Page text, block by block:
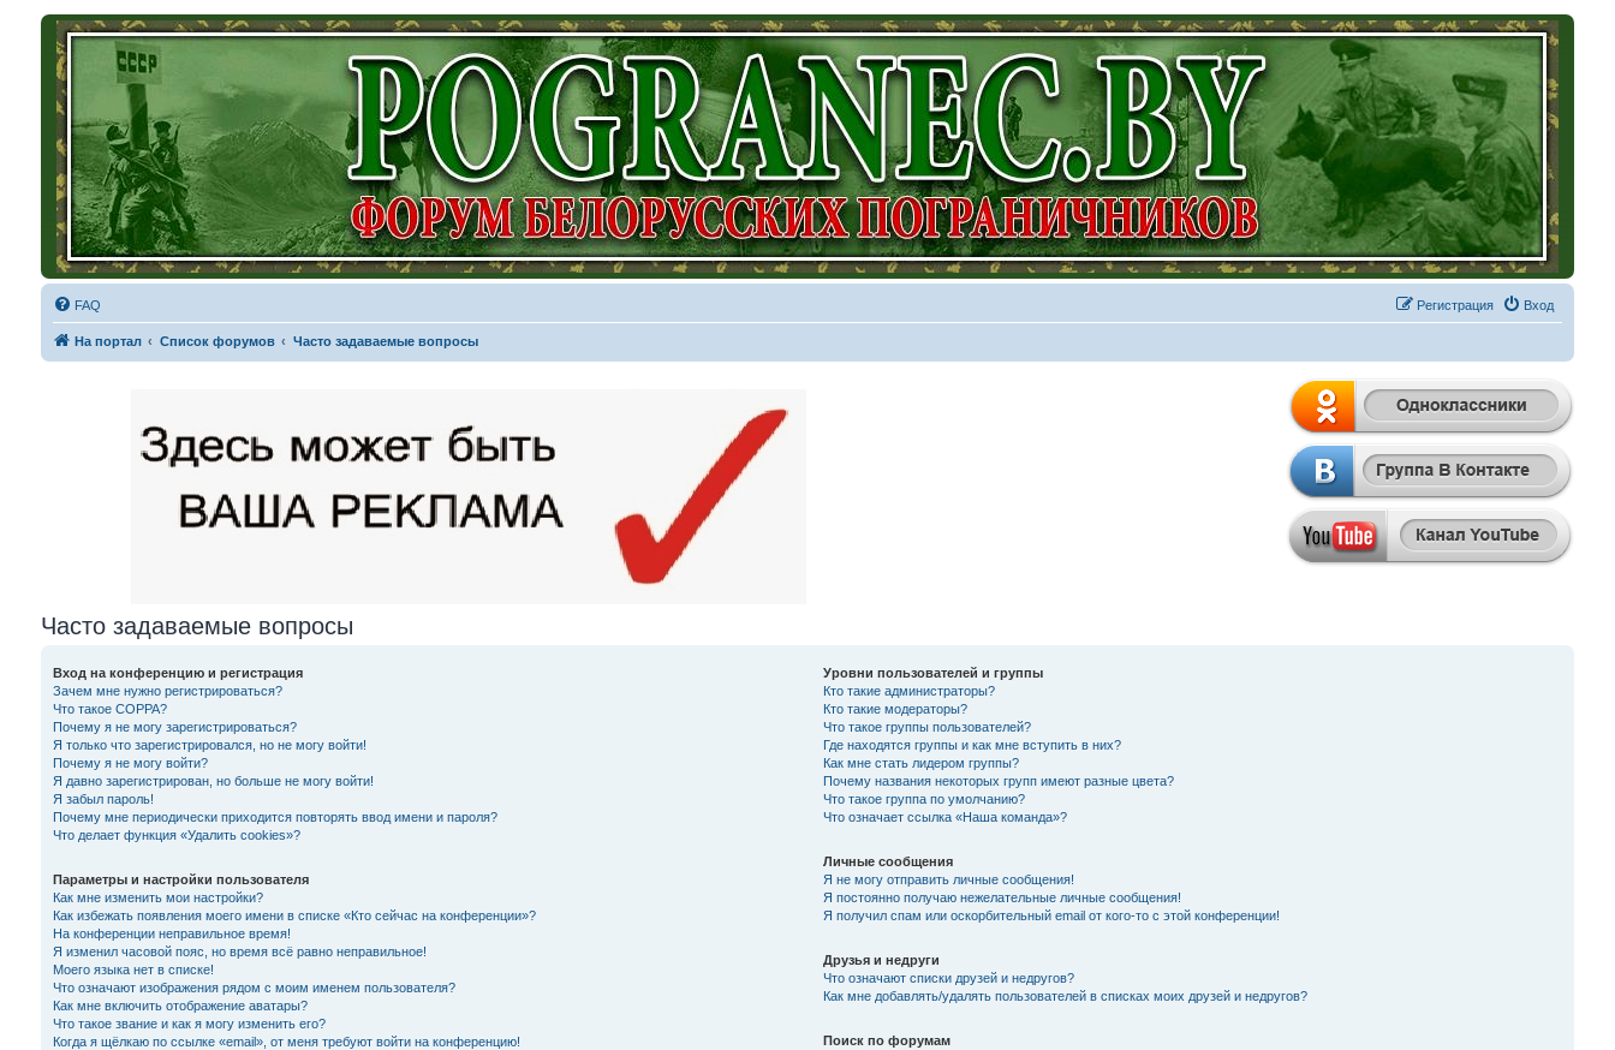
FAQ Вход
Регистрация
На портал Список форумов Часто задаваемые вопросы
Часто задаваемые вопросы
Вход на конференцию и регистрация
Зачем мне нужно регистрироваться?
Что такое COPPA?
Почему я не могу зарегистрироваться?
Я только что зарегистрировался, но не могу войти!
Почему я не могу войти?
Я давно зарегистрирован, но больше не могу войти!
Я забыл пароль!
Почему мне периодически приходится повторять ввод имени и пароля?
Что делает функция «Удалить cookies»?
Параметры и настройки пользователя
Как мне изменить мои настройки?
Как избежать появления моего имени в списке «Кто сейчас на конференции»?
На конференции неправильное время!
Я изменил часовой пояс, но время всё равно неправильное!
Моего языка нет в списке!
Что означают изображения рядом с моим именем пользователя?
Как мне включить отображение аватары?
Что такое звание и как я могу изменить его?
Когда я щёлкаю по ссылке «email», от меня требуют войти на конференцию!
Уровни пользователей и группы
Кто такие администраторы?
Кто такие модераторы?
Что такое группы пользователей?
Где находятся группы и как мне вступить в них?
Как мне стать лидером группы?
Почему названия некоторых групп имеют разные цвета?
Что такое группа по умолчанию?
Что означает ссылка «Наша команда»?
Личные сообщения
Я не могу отправить личные сообщения!
Я постоянно получаю нежелательные личные сообщения!
Я получил спам или оскорбительный email от кого-то с этой конференции!
Друзья и недруги
Что означают списки друзей и недругов?
Как мне добавлять/удалять пользователей в списках моих друзей и недругов?
Поиск по форумам